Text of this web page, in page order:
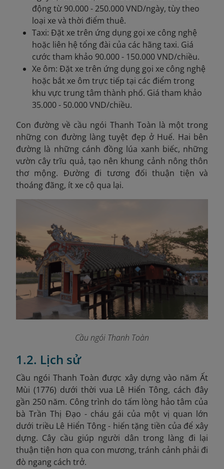
động từ 90.000 - 250.000 VND/ngày, tùy theo
loại xe và thời điểm thuê.
Taxi: Đặt xe trên ứng dụng gọi xe công nghệ
hoặc liên hệ tổng đài của các hãng taxi. Giá
cước tham khảo 90.000 - 150.000 VND/chiều.
Xe ôm: Đặt xe trên ứng dụng gọi xe công nghệ
hoặc bắt xe ôm trực tiếp tại các điểm trong
khu vực trung tâm thành phố. Giá tham khảo
35.000 - 50.000 VND/chiều.
Con đường về cầu ngói Thanh Toàn là một trong
những con đường làng tuyệt đẹp ở Huế. Hai bên
đường là những cánh đồng lúa xanh biếc, những
vườn cây trĩu quả, tạo nên khung cảnh nông thôn
thơ mộng. Đường đi tương đối thuận tiện và
thoáng đãng, ít xe cộ qua lại.
Cầu ngói Thanh Toàn
1.2. Lịch sử
Cầu ngói Thanh Toàn được xây dựng vào năm Ất
Mùi (1776) dưới thời vua Lê Hiển Tông, cách đây
gần 250 năm. Công trình do tấm lòng hảo tâm của
bà Trần Thị Đạo - cháu gái của một vị quan lớn
dưới triều Lê Hiển Tông - hiến tặng tiền của để xây
dựng. Cây cầu giúp người dân trong làng đi lại
thuận tiện hơn qua con mương, tránh cảnh phải đi
đò ngang cách trở.